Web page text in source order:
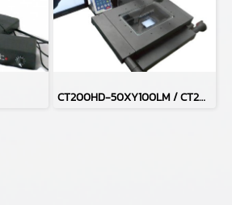
CT200HD-50XY100LM / CT200HD-H50XY100LM